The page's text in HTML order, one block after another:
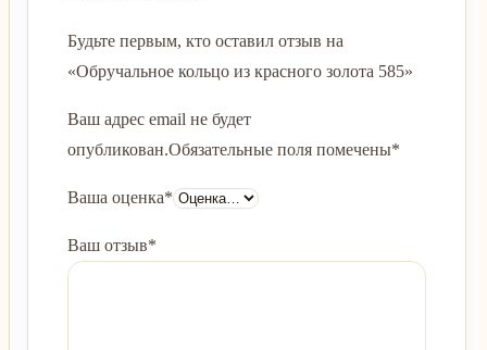
Будьте первым, кто оставил отзыв на
«Обручальное кольцо из красного золота 585»
Ваш адрес email не будет
опубликован.Обязательные поля помечены*
Ваша оценка*
Ваш отзыв*